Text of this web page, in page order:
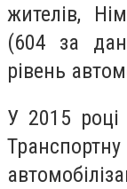
жителів,
(604 за
рівень
У 2015 році